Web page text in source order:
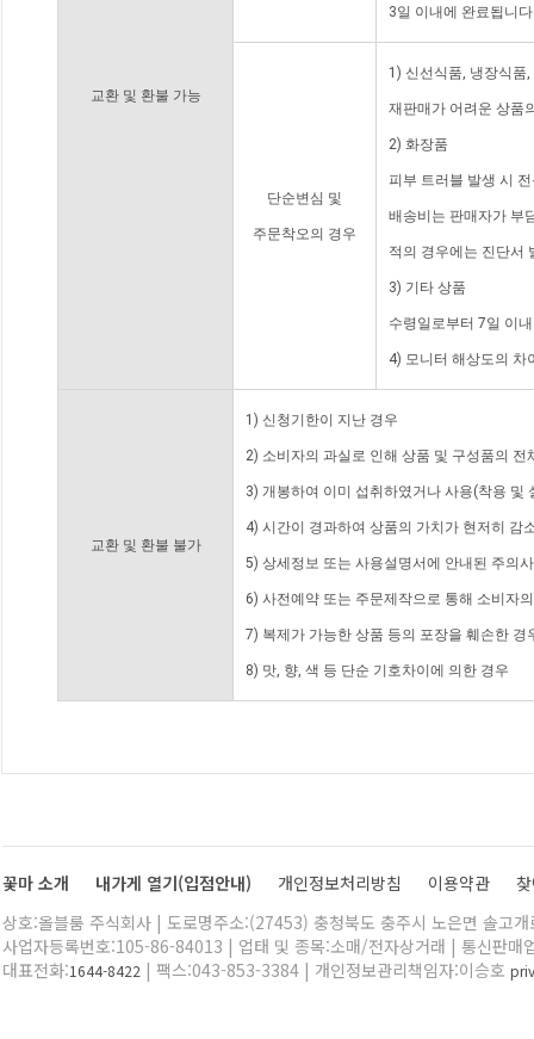
교환 및 환불 가능
3일 이내에 완료됩니
단순변심 및
주문착오의 경우
1) 신선식품, 냉장식품
재판매가 어려운 상품
2) 화장품
피부 트러블 발생 시
배송비는 판매자가 부
적의 경우에는 진단서
3) 기타 상품
수령일로부터 7일 이
4) 모니터 해상도의 차
교환 및 환불 불가
1) 신청기한이 지난 경우
2) 소비자의 과실로 인해 상품 및 구성품의
3) 개봉하여 이미 섭취하였거나 사용(착용 및
4) 시간이 경과하여 상품의 가치가 현저히 감
5) 상세정보 또는 사용설명서에 안내된 주의
6) 사전예약 또는 주문제작으로 통해 소비자
7) 복제가 가능한 상품 등의 포장을 훼손한 경
8) 맛, 향, 색 등 단순 기호차이에 의한 경우
꽃마 소개 내가게 열기(입점안내) 개인정보처리방침 이용약관
상호:올블룸 주식회사 | 도로명주소:(27453) 충청북도 충주시 노은면 솔고
사업자등록번호:105-86-84013 | 업태 및 종목:소매/전자상거래 | 통신판매
대표전화:1644-8422 | 팩스:043-853-3384 | 개인정보관리책임자:이승호